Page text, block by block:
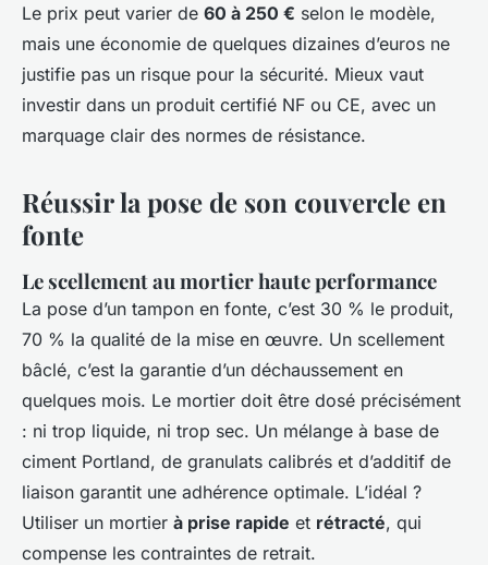
Le prix peut varier de 60 à 250 € selon le modèle,
mais une économie de quelques dizaines d’euros ne
justifie pas un risque pour la sécurité. Mieux vaut
investir dans un produit certifié NF ou CE, avec un
marquage clair des normes de résistance.
Réussir la pose de son couvercle en
fonte
Le scellement au mortier haute performance
La pose d’un tampon en fonte, c’est 30 % le produit,
70 % la qualité de la mise en œuvre. Un scellement
bâclé, c’est la garantie d’un déchaussement en
quelques mois. Le mortier doit être dosé précisément
: ni trop liquide, ni trop sec. Un mélange à base de
ciment Portland, de granulats calibrés et d’additif de
liaison garantit une adhérence optimale. L’idéal ?
Utiliser un mortier à prise rapide et rétracté, qui
compense les contraintes de retrait.